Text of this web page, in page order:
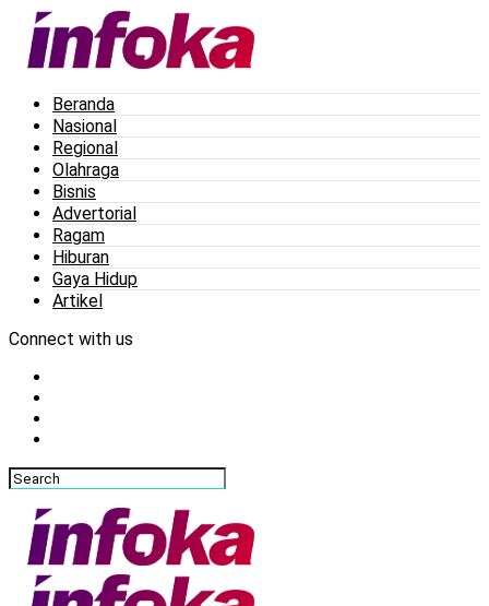
Beranda
Nasional
Regional
Olahraga
Bisnis
Advertorial
Ragam
Hiburan
Gaya Hidup
Artikel
Connect with us